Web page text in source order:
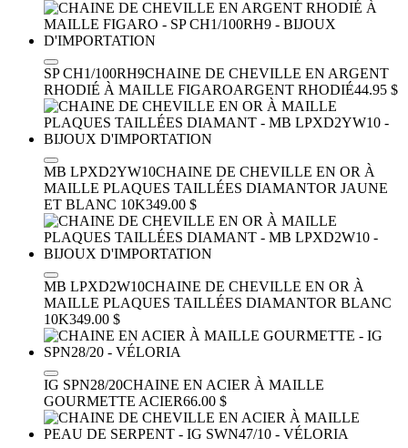
SP CH1/100RH9CHAINE DE CHEVILLE EN ARGENT
RHODIÉ À MAILLE FIGAROARGENT RHODIÉ44.95 $
MB LPXD2YW10CHAINE DE CHEVILLE EN OR À
MAILLE PLAQUES TAILLÉES DIAMANTOR JAUNE
ET BLANC 10K349.00 $
MB LPXD2W10CHAINE DE CHEVILLE EN OR À
MAILLE PLAQUES TAILLÉES DIAMANTOR BLANC
10K349.00 $
IG SPN28/20CHAINE EN ACIER À MAILLE
GOURMETTE ACIER66.00 $